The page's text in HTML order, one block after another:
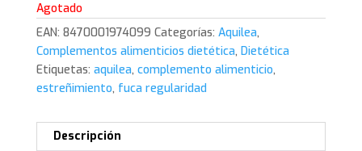
Agotado
EAN: 8470001974099 Categorías: Aquilea,
Complementos alimenticios dietética, Dietética
Etiquetas: aquilea, complemento alimenticio,
estreñimiento, fuca regularidad
Descripción